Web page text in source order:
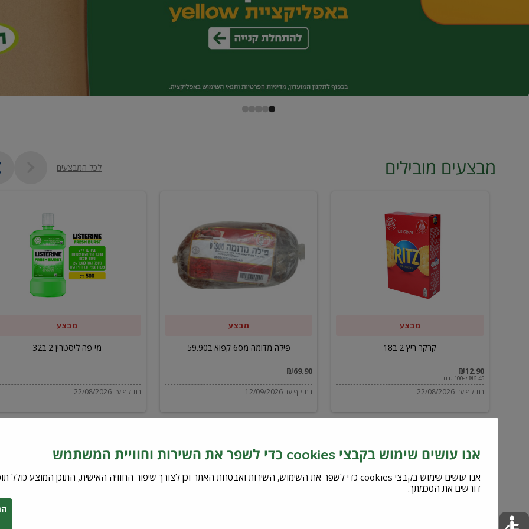
מבצעים מובילים לכל המבצעים
מבצע
קרקר ריץ 2 ב18
₪12.90
₪6.45 ל-100 גרם
בתוקף עד 22/08/2026
מדומה
מס6
קפוא
מבצע
פילה מדומה מס6 קפוא ב59.90
₪69.90
בתוקף עד 12/09/2026
ליסטרין
מבצע
מי פה ליסטרין 2 ב32
בתוקף עד 22/08/2026
אנו עושים שימוש בקבצי cookies כדי לשפר את השירות וחוויית המשתמש
דורשים את הסכמתך.